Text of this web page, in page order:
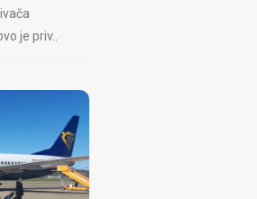
je priv..